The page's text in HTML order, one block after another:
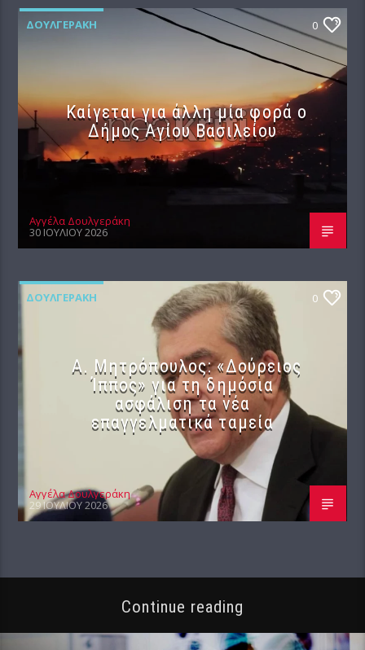
ΔΟΥΛΓΕΡΆΚΗ 0
Καίγεται για άλλη μία φορά ο
Δήμος Αγίου Βασιλείου
Αγγέλα Δουλγεράκη
30 ΙΟΥΛΊΟΥ 2026
ΔΟΥΛΓΕΡΆΚΗ 0
Α. Μητρόπουλος: «Δούρειος
Ίππος» για τη δημόσια
ασφάλιση τα νέα
επαγγελματικά ταμεία
Αγγέλα Δουλγεράκη
29 ΙΟΥΛΊΟΥ 2026
Continue reading